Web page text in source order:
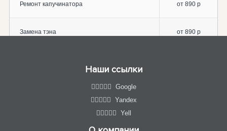
Ремонт капучинатора от 890 р
Замена тэна от 890 р
Наши ссылки
Google
Yandex
Yell